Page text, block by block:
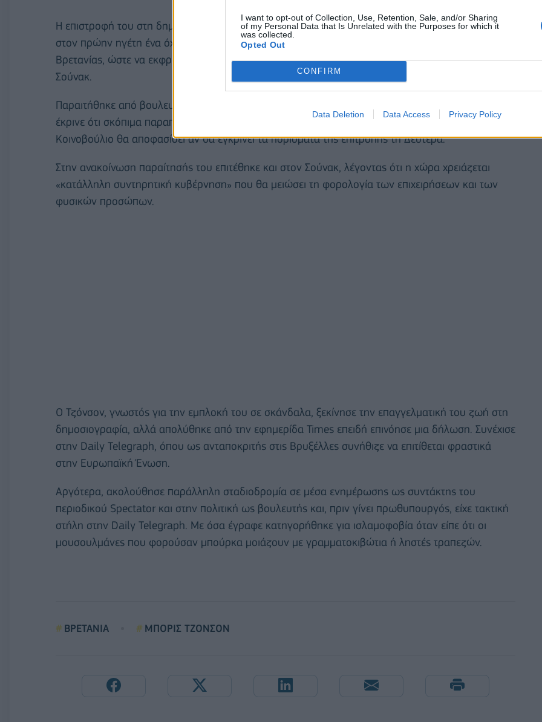
I want to opt-out of Collection, Use, Retention, Sale, and/or Sharing
of my Personal Data that Is Unrelated with the Purposes for which it
was collected.
Opted Out
CONFIRM
Data Deletion Data Access Privacy Policy
Η επιστροφή του στη δημοσιογραφία αναμένεται να είναι μια επικερδής νέα εργασία και προσφέρει
στον πρώην ηγέτη ένα όχημα σε μια από τις πιο πολυδιαβασμένες δεξιές εφημερίδες της
Βρετανίας, ώστε να εκφράζει τις απόψεις του για την κυβέρνηση και τον πρωθυπουργό Ρίσι
Σούνακ.
Παραιτήθηκε από βουλευτής εξαπολύοντας μύδρους κατά της κοινοβουλευτικής επιτροπής που
έκρινε ότι σκόπιμα παραπλάνησε τη Βουλή των Κοινοτήτων με το αποκαλούμενο partygate. Το
Κοινοβούλιο θα αποφασίσει αν θα εγκρίνει τα πορίσματα της επιτροπής τη Δευτέρα.
Στην ανακοίνωση παραίτησής του επιτέθηκε και στον Σούνακ, λέγοντας ότι η χώρα χρειάζεται
«κατάλληλη συντηρητική κυβέρνηση» που θα μειώσει τη φορολογία των επιχειρήσεων και των
φυσικών προσώπων.
Ο Τζόνσον, γνωστός για την εμπλοκή του σε σκάνδαλα, ξεκίνησε την επαγγελματική του ζωή στη
δημοσιογραφία, αλλά απολύθηκε από την εφημερίδα Times επειδή επινόησε μια δήλωση. Συνέχισε
στην Daily Telegraph, όπου ως ανταποκριτής στις Βρυξέλλες συνήθιζε να επιτίθεται φραστικά
στην Ευρωπαϊκή Ένωση.
Αργότερα, ακολούθησε παράλληλη σταδιοδρομία σε μέσα ενημέρωσης ως συντάκτης του
περιοδικού Spectator και στην πολιτική ως βουλευτής και, πριν γίνει πρωθυπουργός, είχε τακτική
στήλη στην Daily Telegraph. Με όσα έγραφε κατηγορήθηκε για ισλαμοφοβία όταν είπε ότι οι
μουσουλμάνες που φορούσαν μπούρκα μοιάζουν με γραμματοκιβώτια ή ληστές τραπεζών.
ΒΡΕΤΑΝΙΑ ΜΠΟΡΙΣ ΤΖΟΝΣΟΝ